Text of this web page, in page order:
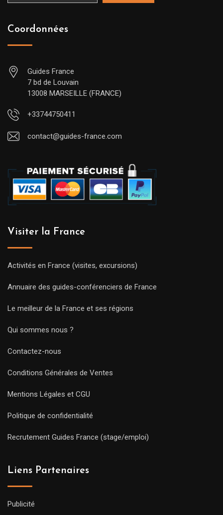
Coordonnées
Guides France
7 bd de Louvain
13008 MARSEILLE (FRANCE)
+33744750411
contact@guides-france.com
Visiter la France
Activités en France (visites, excursions)
Annuaire des guides-conférenciers de France
Le meilleur de la France et ses régions
Qui sommes nous ?
Contactez-nous
Conditions Générales de Ventes
Mentions Légales et CGU
Politique de confidentialité
Recrutement Guides France (stage/emploi)
Liens Partenaires
Publicité